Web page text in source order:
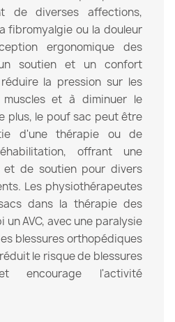
de diverses affections,
fibromyalgie ou la douleur
ergonomique des
soutien et un confort
la pression sur les
et à diminuer le
plus, le pouf sac peut être
d'une thérapie ou de
offrant une
et de soutien pour divers
Les physiothérapeutes
dans la thérapie des
un AVC, avec une paralysie
blessures orthopédiques
le risque de blessures
encourage l'activité